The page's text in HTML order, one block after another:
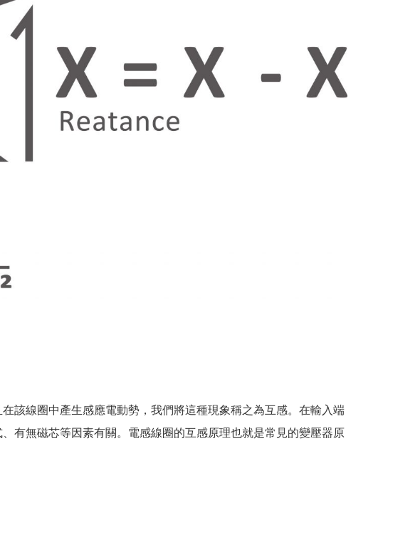
該線圈中產生感應電動勢，我們將這種現象稱之為互感。在輸入端
有無磁芯等因素有關。電感線圈的互感原理也就是常見的變壓器原